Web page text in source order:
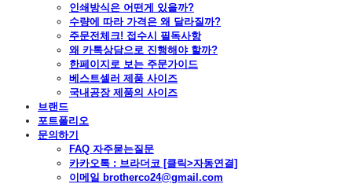
인쇄방식은 어떤게 있을까?
수량에 따라 가격은 왜 달라질까?
주문전체크! 접수시 필독사항
왜 카톡상담으로 진행해야 할까?
한페이지로 보는 주문가이드
베스트셀러 제품 사이즈
국내공장 제품의 사이즈
브랜드
포트폴리오
문의하기
FAQ 자주묻는질문
카카오톡 : 브라더코 [클릭>자동연결]
이메일 brotherco24@gmail.com